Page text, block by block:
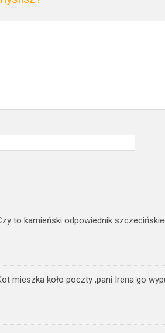
to kamieński odpowiednik
mieszka koło poczty ,pani Irena go